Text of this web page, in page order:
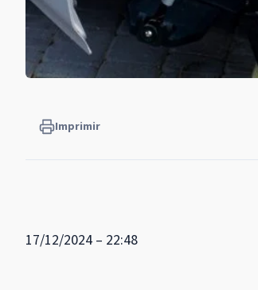
Imprimir
17/12/2024 – 22:48